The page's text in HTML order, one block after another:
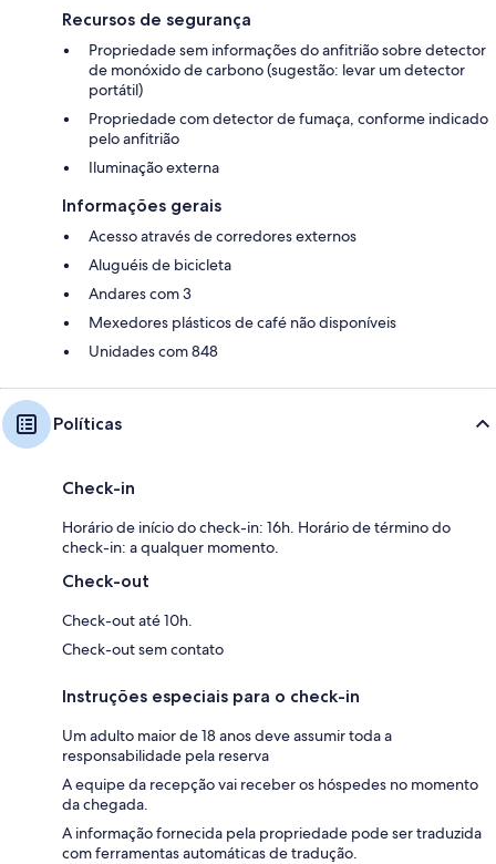
Recursos de segurança
Propriedade sem informações do anfitrião sobre detector
de monóxido de carbono (sugestão: levar um detector
portátil)
Propriedade com detector de fumaça, conforme indicado
pelo anfitrião
Iluminação externa
Informações gerais
Acesso através de corredores externos
Aluguéis de bicicleta
Andares com 3
Mexedores plásticos de café não disponíveis
Unidades com 848
Políticas
Check-in
Horário de início do check-in: 16h. Horário de término do
check-in: a qualquer momento.
Check-out
Check-out até 10h.
Check-out sem contato
Instruções especiais para o check-in
Um adulto maior de 18 anos deve assumir toda a
responsabilidade pela reserva
A equipe da recepção vai receber os hóspedes no momento
da chegada.
A informação fornecida pela propriedade pode ser traduzida
com ferramentas automáticas de tradução.